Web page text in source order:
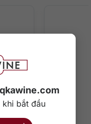
bắt đầu
ý thưởng thức
thơm mát lạnh, sắc
xù, hạt rau mùi, rễ
Đó là một kiểu gin